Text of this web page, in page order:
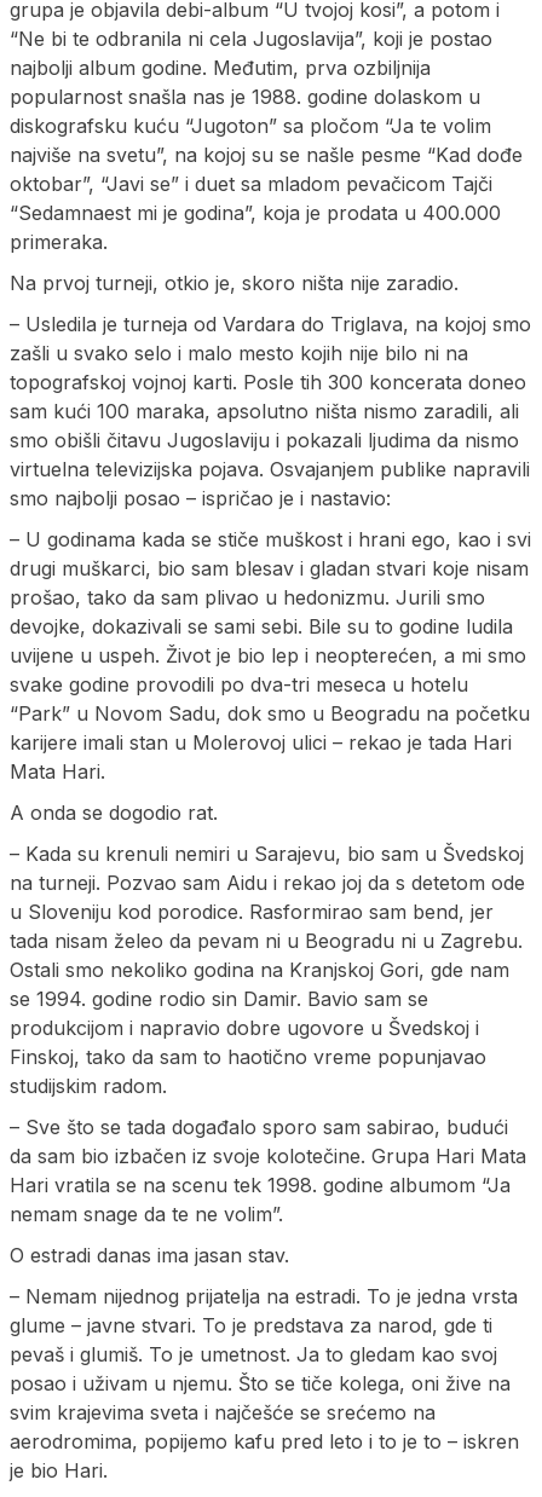
grupa je objavila debi-album “U tvojoj kosi”, a potom i
“Ne bi te odbranila ni cela Jugoslavija”, koji je postao
najbolji album godine. Međutim, prva ozbiljnija
popularnost snašla nas je 1988. godine dolaskom u
diskografsku kuću “Jugoton” sa pločom “Ja te volim
najviše na svetu”, na kojoj su se našle pesme “Kad dođe
oktobar”, “Javi se” i duet sa mladom pevačicom Tajči
“Sedamnaest mi je godina”, koja je prodata u 400.000
primeraka.
Na prvoj turneji, otkio je, skoro ništa nije zaradio.
– Usledila je turneja od Vardara do Triglava, na kojoj smo
zašli u svako selo i malo mesto kojih nije bilo ni na
topografskoj vojnoj karti. Posle tih 300 koncerata doneo
sam kući 100 maraka, apsolutno ništa nismo zaradili, ali
smo obišli čitavu Jugoslaviju i pokazali ljudima da nismo
virtuelna televizijska pojava. Osvajanjem publike napravili
smo najbolji posao – ispričao je i nastavio:
– U godinama kada se stiče muškost i hrani ego, kao i svi
drugi muškarci, bio sam blesav i gladan stvari koje nisam
prošao, tako da sam plivao u hedonizmu. Jurili smo
devojke, dokazivali se sami sebi. Bile su to godine ludila
uvijene u uspeh. Život je bio lep i neopterećen, a mi smo
svake godine provodili po dva-tri meseca u hotelu
“Park” u Novom Sadu, dok smo u Beogradu na početku
karijere imali stan u Molerovoj ulici – rekao je tada Hari
Mata Hari.
A onda se dogodio rat.
– Kada su krenuli nemiri u Sarajevu, bio sam u Švedskoj
na turneji. Pozvao sam Aidu i rekao joj da s detetom ode
u Sloveniju kod porodice. Rasformirao sam bend, jer
tada nisam želeo da pevam ni u Beogradu ni u Zagrebu.
Ostali smo nekoliko godina na Kranjskoj Gori, gde nam
se 1994. godine rodio sin Damir. Bavio sam se
produkcijom i napravio dobre ugovore u Švedskoj i
Finskoj, tako da sam to haotično vreme popunjavao
studijskim radom.
– Sve što se tada događalo sporo sam sabirao, budući
da sam bio izbačen iz svoje kolotečine. Grupa Hari Mata
Hari vratila se na scenu tek 1998. godine albumom “Ja
nemam snage da te ne volim”.
O estradi danas ima jasan stav.
– Nemam nijednog prijatelja na estradi. To je jedna vrsta
glume – javne stvari. To je predstava za narod, gde ti
pevaš i glumiš. To je umetnost. Ja to gledam kao svoj
posao i uživam u njemu. Što se tiče kolega, oni žive na
svim krajevima sveta i najčešće se srećemo na
aerodromima, popijemo kafu pred leto i to je to – iskren
je bio Hari.